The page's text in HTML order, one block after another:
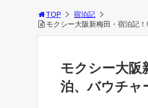
TOP
宿泊記
モクシー大阪新梅田・宿泊記
モクシー大阪
泊、バウチャ